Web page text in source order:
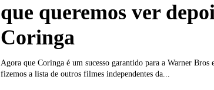
que queremos ver
Coringa
Agora que Coringa é um sucesso garantido para a Warner Bros
fizemos a lista de outros filmes independentes da...